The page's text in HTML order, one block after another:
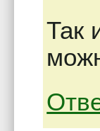
Так